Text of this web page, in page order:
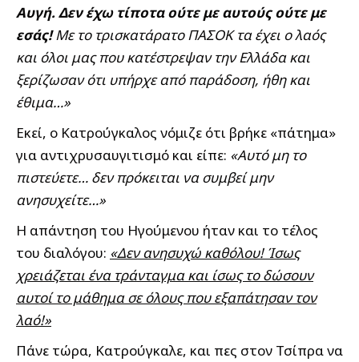
Αυγή. Δεν έχω τίποτα ούτε με αυτούς ούτε με
εσάς!Με το τρισκατάρατο ΠΑΣΟΚ τα έχει ο λαός
και όλοι μας που κατέστρεψαν την Ελλάδα και
ξερίζωσαν ότι υπήρχε από παράδοση, ήθη και
έθιμα…»
Εκεί, ο Κατρούγκαλος νόμιζε ότι βρήκε «πάτημα»
για αντιχρυσαυγιτισμό και είπε: «Αυτό μη το
πιστεύετε… δεν πρόκειται να συμβεί μην
ανησυχείτε…»
Η απάντηση του Ηγούμενου ήταν και το τέλος
του διαλόγου: «Δεν ανησυχώ καθόλου! Ίσως
χρειάζεται ένα τράνταγμα και ίσως το δώσουν
αυτοί το μάθημα σε όλους που εξαπάτησαν τον
λαό!»
Πάνε τώρα, Κατρούγκαλε, και πες στον Τσίπρα να